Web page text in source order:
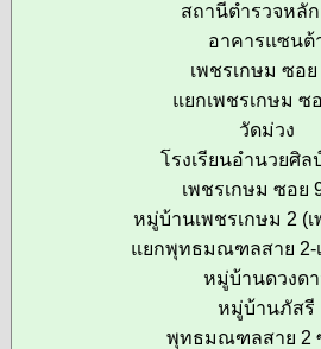
สถานีตำรวจหลั
อาคารแซนต้
เพชรเกษม ซอย
แยกเพชรเกษม ซ
วัดม่วง
โรงเรียนอำนวยศิล
เพชรเกษม ซอย
หมู่บ้านเพชรเกษม 2 (
แยกพุทธมณฑลสาย 2-
หมู่บ้านดวงด
หมู่บ้านภัสรี
พุทธมณฑลสาย 2